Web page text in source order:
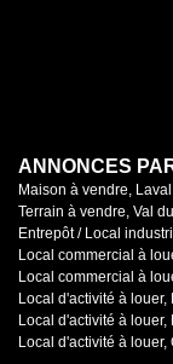
ANNONCES
Maison à vendre, Laval
Terrain à vendre, Val
Entrepôt / Local
Local commercial à
Local commercial à
Local d'activité à louer,
Local d'activité à louer,
Local d'activité à louer,